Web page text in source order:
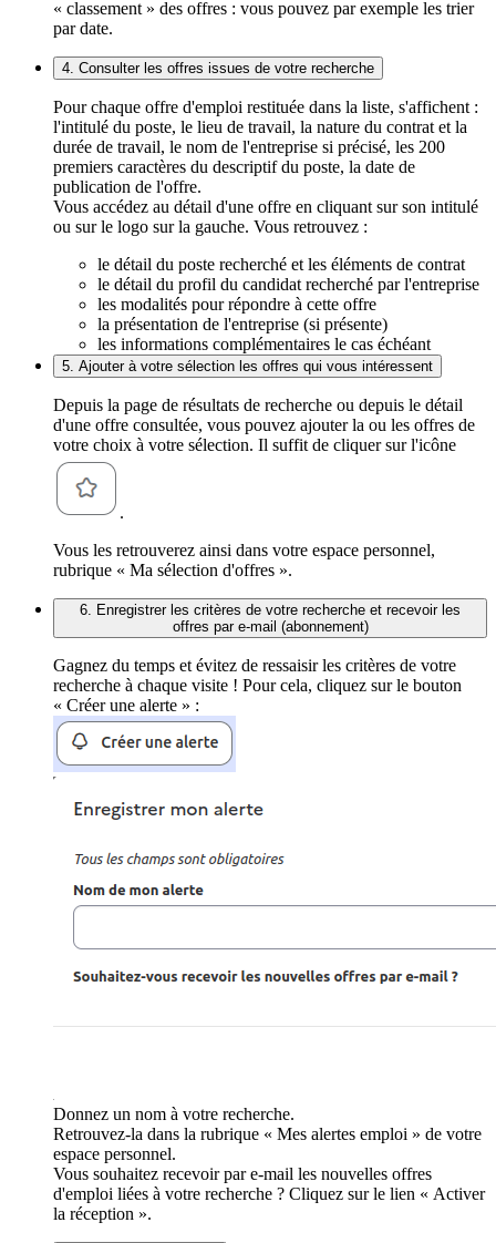
« classement » des offres : vous pouvez par exemple les trier
par date.
4. Consulter les offres issues de votre recherche
Pour chaque offre d'emploi restituée dans la liste, s'affichent :
l'intitulé du poste, le lieu de travail, la nature du contrat et la
durée de travail, le nom de l'entreprise si précisé, les 200
premiers caractères du descriptif du poste, la date de
publication de l'offre.
Vous accédez au détail d'une offre en cliquant sur son intitulé
ou sur le logo sur la gauche. Vous retrouvez :
le détail du poste recherché et les éléments de contrat
le détail du profil du candidat recherché par l'entreprise
les modalités pour répondre à cette offre
la présentation de l'entreprise (si présente)
les informations complémentaires le cas échéant
5. Ajouter à votre sélection les offres qui vous intéressent
Depuis la page de résultats de recherche ou depuis le détail
d'une offre consultée, vous pouvez ajouter la ou les offres de
votre choix à votre sélection. Il suffit de cliquer sur l'icône
.
Vous les retrouverez ainsi dans votre espace personnel,
rubrique « Ma sélection d'offres ».
6. Enregistrer les critères de votre recherche et recevoir les
offres par e-mail (abonnement)
Gagnez du temps et évitez de ressaisir les critères de votre
recherche à chaque visite ! Pour cela, cliquez sur le bouton
« Créer une alerte » :
Donnez un nom à votre recherche.
Retrouvez-la dans la rubrique « Mes alertes emploi » de votre
espace personnel.
Vous souhaitez recevoir par e-mail les nouvelles offres
d'emploi liées à votre recherche ? Cliquez sur le lien « Activer
la réception ».